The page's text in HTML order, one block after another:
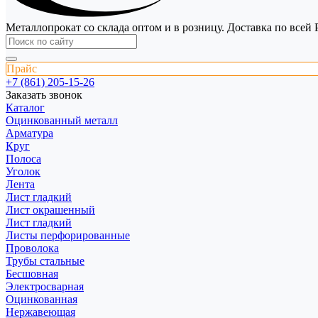
Металлопрокат со склада оптом и в розницу. Доставка по всей
Прайс
+7 (861) 205-15-26
Заказать звонок
Каталог
Оцинкованный металл
Арматура
Круг
Полоса
Уголок
Лента
Лист гладкий
Лист окрашенный
Лист гладкий
Листы перфорированные
Проволока
Трубы стальные
Бесшовная
Электросварная
Оцинкованная
Нержавеющая